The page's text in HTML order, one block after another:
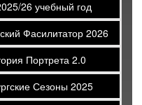
26 учебный год
Фасилитатор 2026
Портрета 2.0
Сезоны 2025